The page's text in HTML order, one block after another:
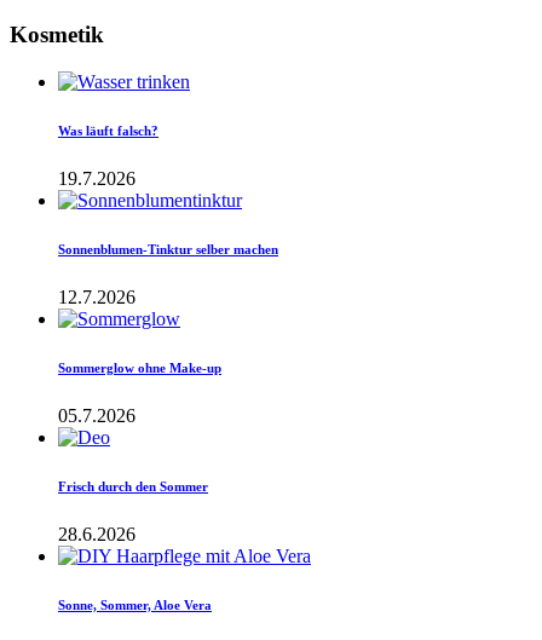
Kosmetik
Was läuft falsch?
19.7.2026
Sonnenblumen-Tinktur selber machen
12.7.2026
Sommerglow ohne Make-up
05.7.2026
Frisch durch den Sommer
28.6.2026
Sonne, Sommer, Aloe Vera